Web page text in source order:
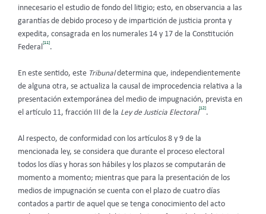
innecesario el estudio de fondo del litigio; esto, en observancia a las
garantías de debido proceso y de impartición de justicia pronta y
expedita, consagrada en los numerales 14 y 17 de la Constitución
Federal
[11]
.
En este sentido, este Tribunaldetermina que, independientemente
de alguna otra, se actualiza la causal de improcedencia relativa a la
presentación extemporánea del medio de impugnación, prevista en
el artículo 11, fracción III de la Ley de Justicia Electoral
[12]
.
Al respecto, de conformidad con los artículos 8 y 9 de la
mencionada ley, se considera que durante el proceso electoral
todos los días y horas son hábiles y los plazos se computarán de
momento a momento; mientras que para la presentación de los
medios de impugnación se cuenta con el plazo de cuatro días
contados a partir de aquel que se tenga conocimiento del acto